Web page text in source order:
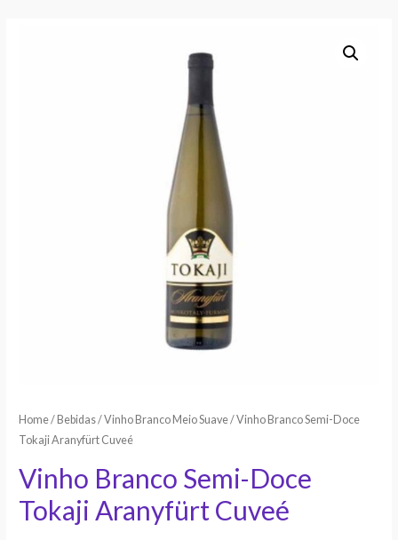
Home/ Bebidas/Vinho Branco Meio Suave/ Vinho Branco Semi-Doce
Tokaji Aranyfürt Cuveé
Vinho Branco Semi-Doce
Tokaji Aranyfürt Cuveé